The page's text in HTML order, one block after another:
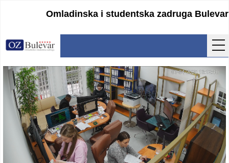
Omladinska i studentska zadruga Bulevar
Početna
Usluge
Uputstva
Cenovnik
Kontakt